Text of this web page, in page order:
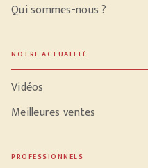
Qui sommes-nous ?
NOTRE ACTUALITÉ
Vidéos
Meilleures ventes
PROFESSIONNELS